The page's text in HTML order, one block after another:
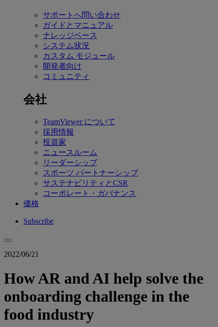
サポートへ問い合わせ
ガイドとマニュアル
ナレッジベース
システム状況
カスタム モジュール
開発者向け
コミュニティ
会社
TeamViewer について
採用情報
投資家
ニュースルーム
リーダーシップ
スポーツ パートナーシップ
サステナビリティとCSR
コーポレート・ガバナンス
価格
Subscribe
2022/06/21
How AR and AI help solve the
onboarding challenge in the
food industry